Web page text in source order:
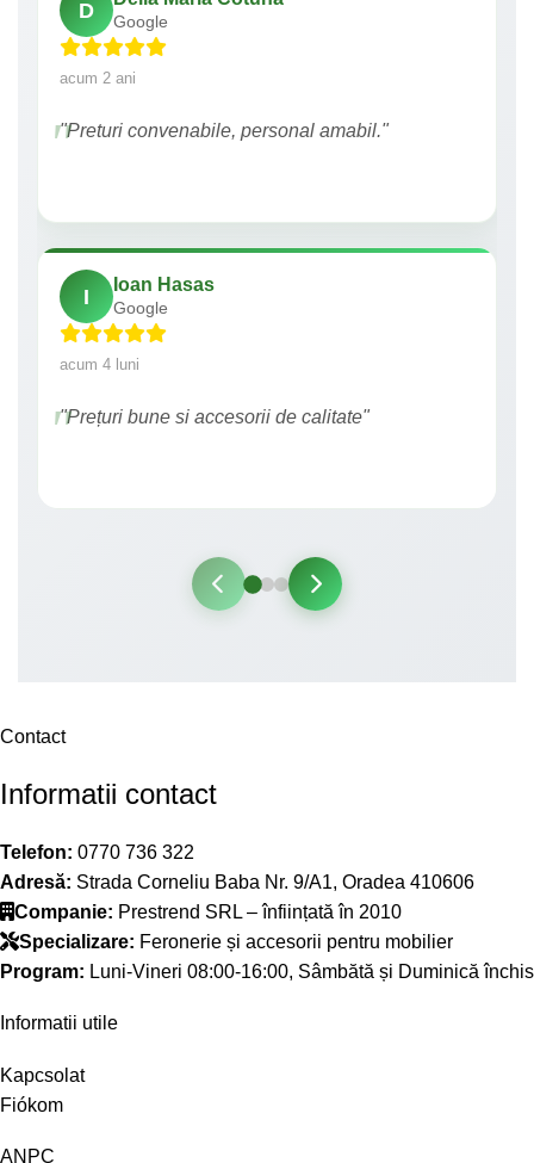
D Google
acum 2 ani
"Preturi convenabile, personal amabil."
I
Ioan Hasas
Google
acum 4 luni
"Prețuri bune si accesorii de calitate"
Contact
Informatii contact
Telefon: 0770 736 322
Adresă: Strada Corneliu Baba Nr. 9/A1, Oradea 410606
Companie: Prestrend SRL – înființată în 2010
Specializare: Feronerie și accesorii pentru mobilier
Program: Luni-Vineri 08:00-16:00, Sâmbătă și Duminică închis
Informatii utile
Kapcsolat
Fiókom
ANPC